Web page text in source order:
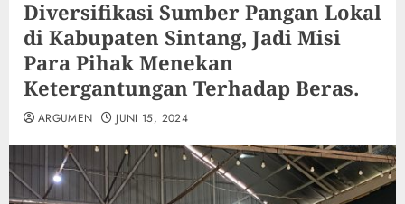
Diversifikasi Sumber Pangan Lokal
di Kabupaten Sintang, Jadi Misi
Para Pihak Menekan
Ketergantungan Terhadap Beras.
ARGUMEN JUNI 15, 2024